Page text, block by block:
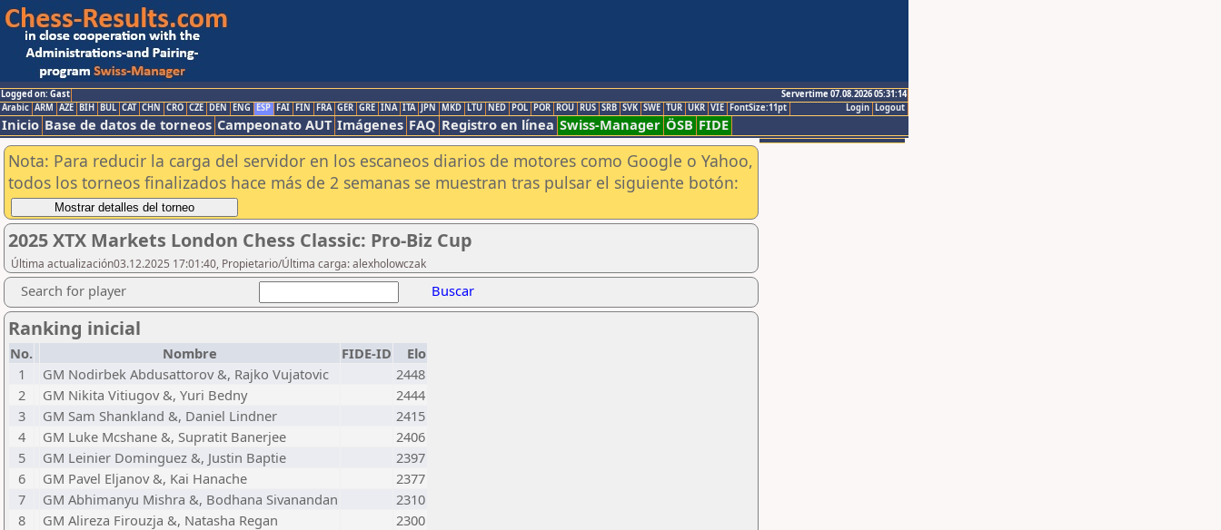
Logged on: Gast
Servertime 07.08.2026 05:31:14
Logout
Login
Arabic ARM AZE BIH BUL CAT CHN CRO CZE DEN ENG ESP FAI FIN FRA GER GRE INA ITA JPN MKD LTU NED POL POR ROU RUS SRB SVK SWE TUR UKR VIE FontSize:11pt
Inicio Base de datos de torneos Campeonato AUT Imágenes FAQ Registro en línea Swiss-Manager ÖSB FIDE
Nota: Para reducir la carga del servidor en los escaneos diarios de motores como Google o Yahoo,
todos los torneos finalizados hace más de 2 semanas se muestran tras pulsar el siguiente botón:
2025 XTX Markets London Chess Classic: Pro-Biz Cup
Última actualización03.12.2025 17:01:40, Propietario/Última carga: alexholowczak
Search for player Buscar
Ranking inicial
No. Nombre FIDE-ID
Elo
1
GM Nodirbek Abdusattorov &, Rajko Vujatovic
2448
2
GM Nikita Vitiugov &, Yuri Bedny
2444
3
GM Sam Shankland &, Daniel Lindner
2415
4
GM Luke Mcshane &, Supratit Banerjee
2406
5
GM Leinier Dominguez &, Justin Baptie
2397
6
GM Pavel Eljanov &, Kai Hanache
2377
7
GM Abhimanyu Mishra &, Bodhana Sivanandan
2310
8
GM Alireza Firouzja &, Natasha Regan
2300